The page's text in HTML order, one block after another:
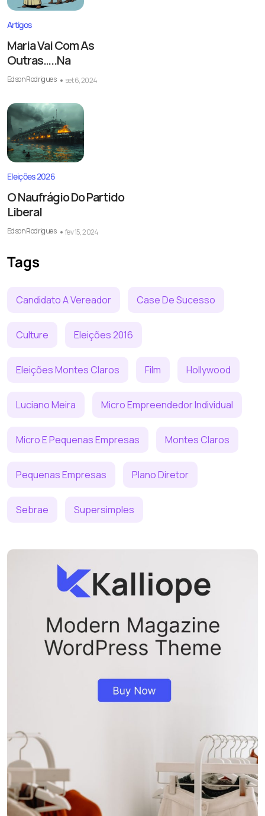
Artigos
Maria Vai Com As
Outras…..Na
Edson Rodrigues set 6, 2024
Eleições 2026
O Naufrágio Do Partido
Liberal
Edson Rodrigues fev 15, 2024
Tags
Candidato A Vereador Case De Sucesso
Culture Eleições 2016
Eleições Montes Claros Film Hollywood
Luciano Meira Micro Empreendedor Individual
Micro E Pequenas Empresas Montes Claros
Pequenas Empresas Plano Diretor
Sebrae Supersimples